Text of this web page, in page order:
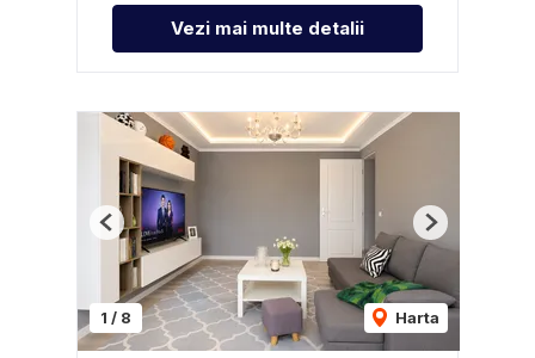
Vezi mai multe detalii
1 / 8 Harta
Previous Next